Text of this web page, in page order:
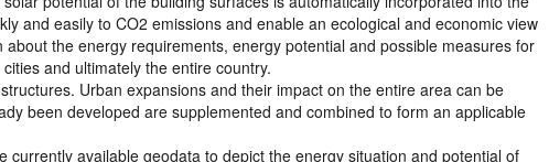
and easily to CO2 emissions and enable an ecological and economic view
the energy requirements, energy potential and possible measures for
and ultimately the entire country.
Urban expansions and their impact on the entire area can be
been developed are supplemented and combined to form an applicable
currently available geodata to depict the energy situation and potential of